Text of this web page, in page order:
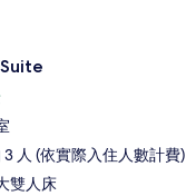
3 人 (依實際入住人數計費)
雙人床